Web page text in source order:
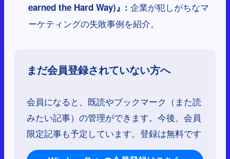
earned the Hard Way)』: 企業が犯しがちなマ
ーケティングの失敗事例を紹介。
まだ会員登録されていない方へ
会員になると、既読やブックマーク（また読
みたい記事）の管理ができます。今後、会員
限定記事も予定しています。登録は無料です